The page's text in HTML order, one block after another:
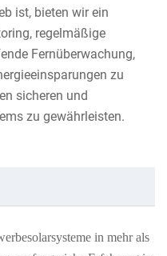
ist, bieten wir ein
regelmäßige
Fernüberwachung,
zu
sicheren und
zu gewährleisten.
in mehr als